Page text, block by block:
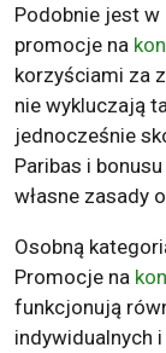
Podobnie jest
promocje na
korzyściami za
nie wykluczają
jednocześnie
Paribas i
własne zasady
Osobną
Promocje na
funkcjonują
indywidualnych